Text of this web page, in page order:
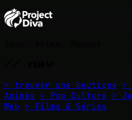
> trouver une boutique >
Animés
> Pop Culture >
Web > Films & Séries